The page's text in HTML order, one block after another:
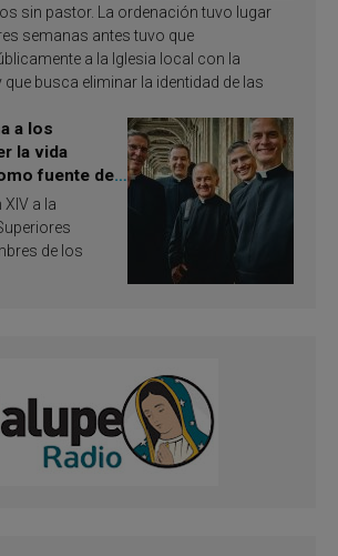
sin pastor. La ordenación tuvo lugar
semanas antes tuvo que
a la Iglesia local con la
busca eliminar la identidad de las
a los
la vida
fuente de
XIV a la
de los